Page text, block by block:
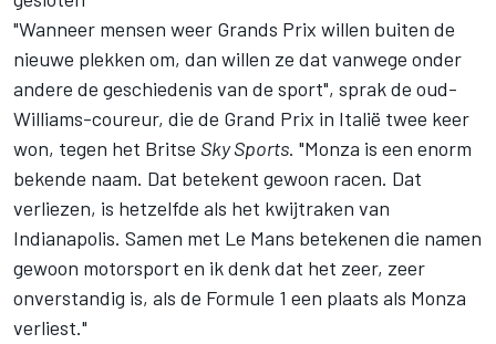
"Wanneer mensen weer Grands Prix willen buiten de
nieuwe plekken om, dan willen ze dat vanwege onder
andere de geschiedenis van de sport", sprak de oud-
Williams-coureur, die de Grand Prix in Italië twee keer
won, tegen het Britse Sky Sports. "Monza is een enorm
bekende naam. Dat betekent gewoon racen. Dat
verliezen, is hetzelfde als het kwijtraken van
Indianapolis. Samen met Le Mans betekenen die namen
gewoon motorsport en ik denk dat het zeer, zeer
onverstandig is, als de Formule 1 een plaats als Monza
verliest."